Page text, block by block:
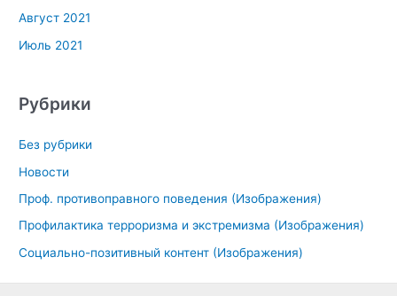
Август 2021
Июль 2021
Рубрики
Без рубрики
Новости
Проф. противоправного поведения (Изображения)
Профилактика терроризма и экстремизма (Изображения)
Социально-позитивный контент (Изображения)